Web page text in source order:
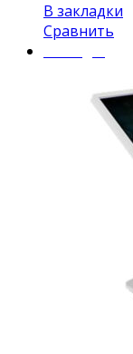
В закладки
Сравнить